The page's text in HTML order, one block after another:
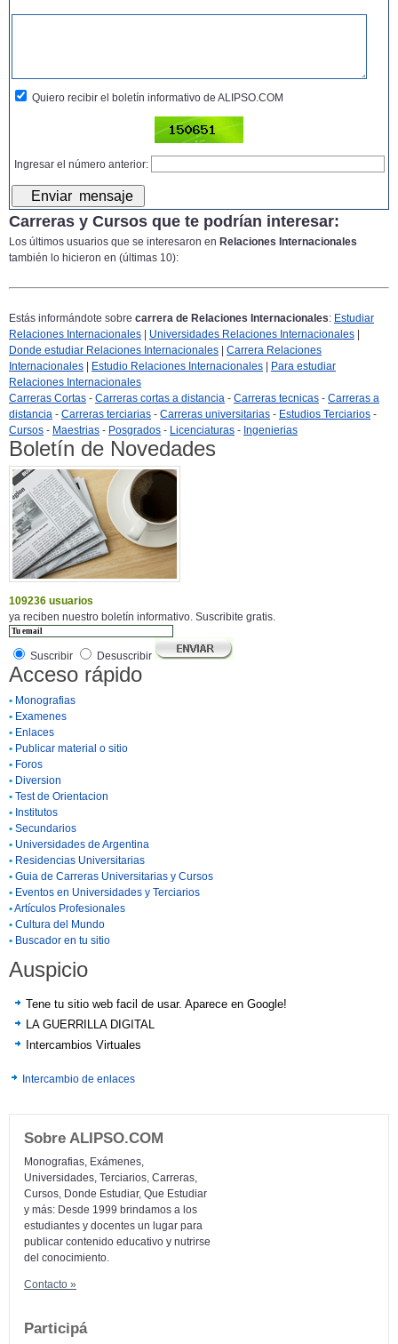
Quiero recibir el boletín informativo de ALIPSO.COM
Ingresar el número anterior:
Carreras y Cursos que te podrían interesar:
Los últimos usuarios que se interesaron en Relaciones Internacionales
también lo hicieron en (últimas 10):
Estás informándote sobre carrera de Relaciones Internacionales: Estudiar
Relaciones Internacionales
Universidades Relaciones Internacionales
Donde estudiar Relaciones Internacionales
Carrera Relaciones
Internacionales
Estudio Relaciones Internacionales
Para estudiar
Relaciones Internacionales
Carreras Cortas - Carreras cortas a distancia - Carreras tecnicas - Carreras a
distancia - Carreras terciarias - Carreras universitarias - Estudios Terciarios -
Cursos - Maestrias - Posgrados - Licenciaturas - Ingenierias
Boletín de Novedades
109236 usuarios
ya reciben nuestro boletín informativo. Suscribite gratis.
Suscribir Desuscribir
Acceso rápido
• Monografias
• Examenes
• Enlaces
• Publicar material o sitio
• Foros
• Diversion
• Test de Orientacion
• Institutos
• Secundarios
• Universidades de Argentina
• Residencias Universitarias
• Guia de Carreras Universitarias y Cursos
• Eventos en Universidades y Terciarios
•Artículos Profesionales
• Cultura del Mundo
• Buscador en tu sitio
Auspicio
Tene tu sitio web facil de usar. Aparece en Google!
LA GUERRILLA DIGITAL
Intercambios Virtuales
Intercambio de enlaces
Sobre ALIPSO.COM
Monografias, Exámenes,
Universidades, Terciarios, Carreras,
Cursos, Donde Estudiar, Que Estudiar
y más: Desde 1999 brindamos a los
estudiantes y docentes un lugar para
publicar contenido educativo y nutrirse
del conocimiento.
Contacto »
Participá